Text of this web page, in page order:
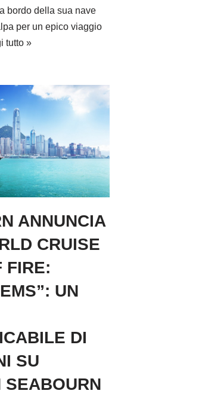
bordo della sua nave
per un epico viaggio
tutto »
ANNUNCIA
CRUISE
FIRE:
UN
DI
SU
SEABOURN